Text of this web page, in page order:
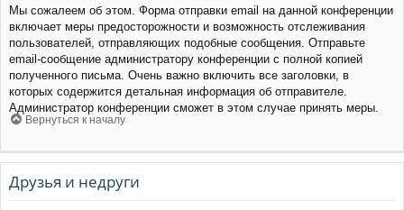
Мы сожалеем об этом. Форма отправки email на данной конференции
включает меры предосторожности и возможность отслеживания
пользователей, отправляющих подобные сообщения. Отправьте
email-сообщение администратору конференции с полной копией
полученного письма. Очень важно включить все заголовки, в
которых содержится детальная информация об отправителе.
Администратор конференции сможет в этом случае принять меры.
Вернуться к началу
Друзья и недруги